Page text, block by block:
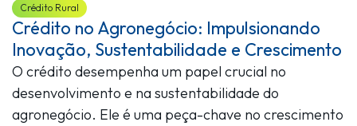
Crédito Rural
Crédito no Agronegócio: Impulsionando
Inovação, Sustentabilidade e Crescimento
O crédito desempenha um papel crucial no
desenvolvimento e na sustentabilidade do
agronegócio. Ele é uma peça-chave no crescimento